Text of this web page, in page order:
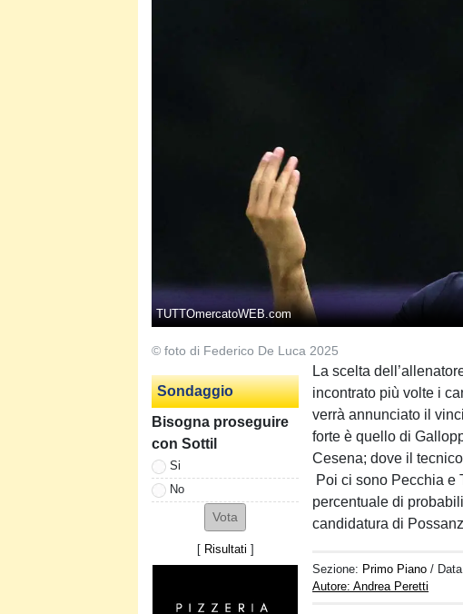
TUTTOmercatoWEB.com
© foto di Federico De Luca 2025
Sondaggio
Bisogna proseguire
con Sottil
Si
No
[ Risultati ]
La scelta
incontrato più volte i
verrà annunciato il
forte è quello di
Cesena; dove il
Poi ci sono Pecchia e
percentuale di
candidatura di
Sezione: Primo Piano /
Autore: Andrea Peretti